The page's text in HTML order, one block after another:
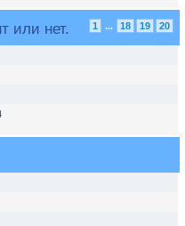
или нет. 1 ... 18 19 20